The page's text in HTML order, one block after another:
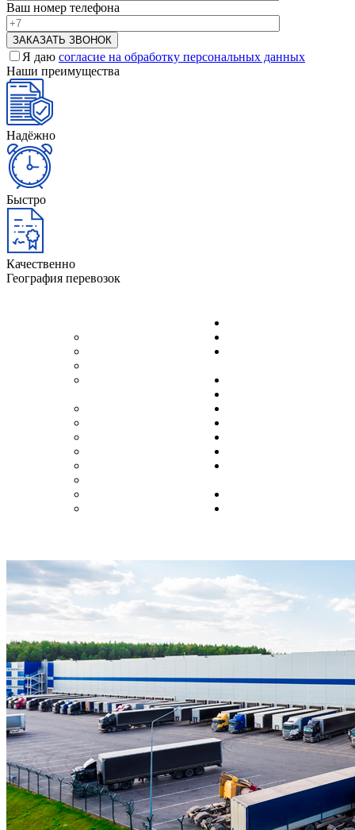
Ваш номер телефона
Я даю согласие на обработку персональных данных
Наши преимущества
Надёжно
Быстро
Качественно
География перевозок